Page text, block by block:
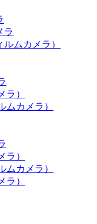
ラ
ムカメラ）
ラ）
ムカメラ）
ラ）
ムカメラ）
ラ）